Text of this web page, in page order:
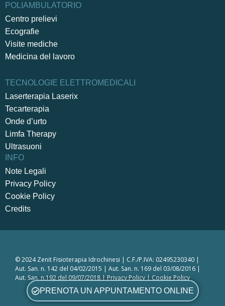
PRENOTA UN APPUNTAMENTO ONLINE
POLIAMBULATORIO
Centro prelievi
Ecografie
Visite mediche
Medicina del lavoro
TECNOLOGIE ELETTROMEDICALI
Laserterapia Laserix
Tecarterapia
Onde d’urto
Limfa Therapy
Ultrasuoni
INFO
Note Legali
Privacy Policy
Cookie Policy
Credits
© 2024 Zenit Fisioterapia Idrochinesi | C.F./P.IVA: 02495230340 |
Aut. San. n. 142 del 04/02/2015 | Aut. San. n. 169 del 03/08/2016 |
Aut. San. n.192 del 09/07/2018 |Privacy Policy|Cookie Policy
Powered byKarmika®